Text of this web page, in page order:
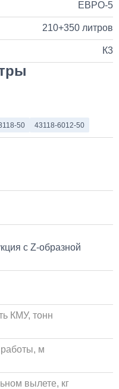
в кабину
3 500
30 000
кабины с
1 700 000
воздушных подушках
ЕВРО-5
210+350 литров
К3
50 43118-6012-50
с Z-образной
КМУ, тонн
м
вылете, кг